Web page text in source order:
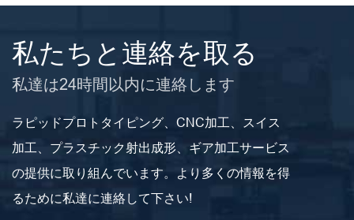
私たちと連絡を取る
私達は24時間以内に連絡します
ラピッドプロトタイピング、CNC加工、スイス
加工、プラスチック射出成形、ギア加工サービス
の提供に取り組んでいます。より多くの情報を得
るために私達に連絡して下さい!